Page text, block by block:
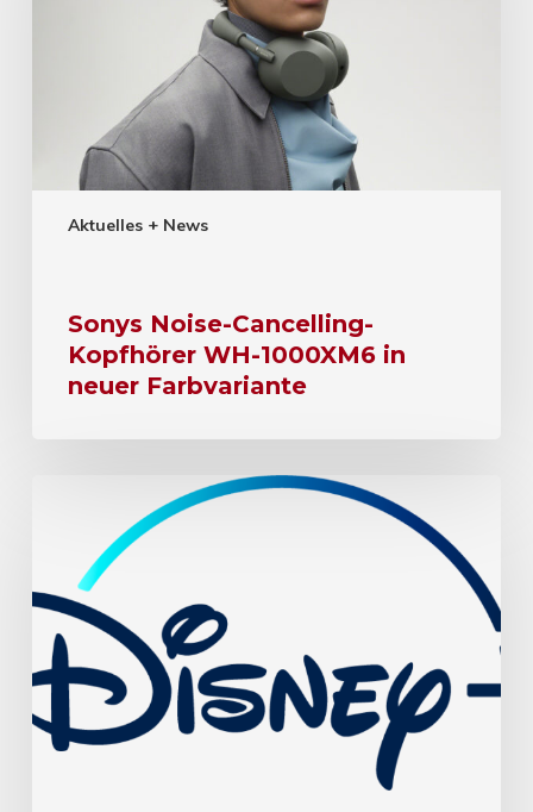
Aktuelles + News
Sonys Noise-Cancelling-
Kopfhörer WH-1000XM6 in
neuer Farbvariante